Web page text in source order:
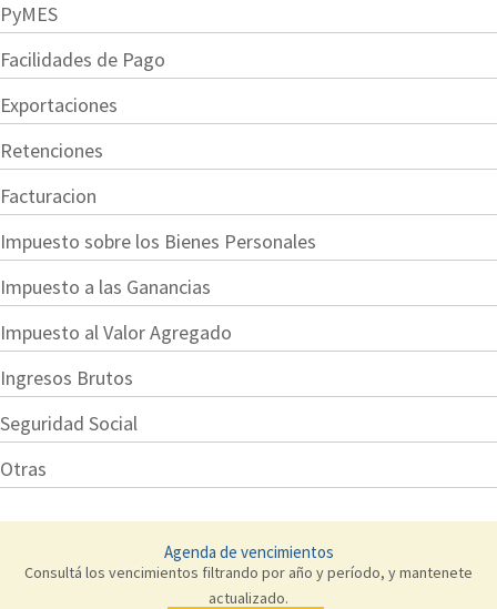
PyMES
Facilidades de Pago
Exportaciones
Retenciones
Facturacion
Impuesto sobre los Bienes Personales
Impuesto a las Ganancias
Impuesto al Valor Agregado
Ingresos Brutos
Seguridad Social
Otras
Agenda de vencimientos
Consultá los vencimientos filtrando por año y período, y mantenete
actualizado.